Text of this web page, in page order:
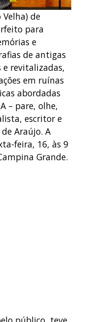
de
para
e
de antigas
e revitalizadas,
em ruínas
abordadas
– pare, olhe,
escritor e
Araújo. A
feira, 16, às 9
Grande.